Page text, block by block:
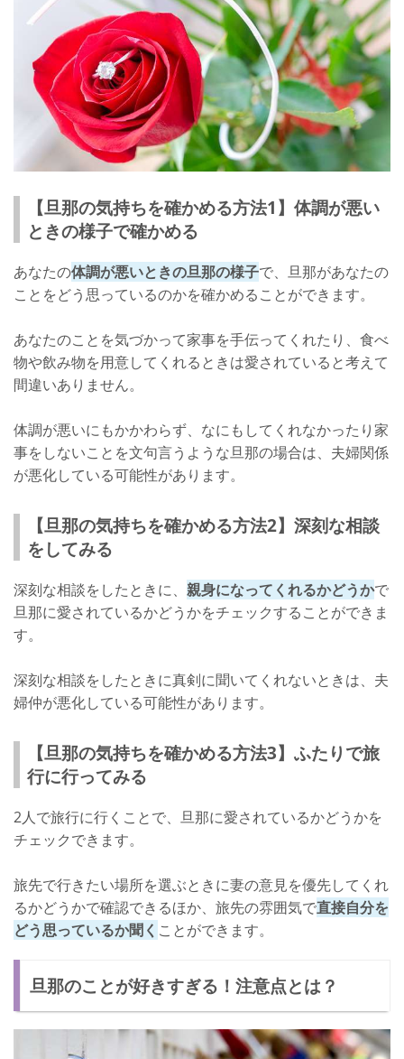
【旦那の気持ちを確かめる方法1】体調が悪い
ときの様子で確かめる
あなたの体調が悪いときの旦那の様子で、旦那があなたの
ことをどう思っているのかを確かめることができます。
あなたのことを気づかって家事を手伝ってくれたり、食べ
物や飲み物を用意してくれるときは愛されていると考えて
間違いありません。
体調が悪いにもかかわらず、なにもしてくれなかったり家
事をしないことを文句言うような旦那の場合は、夫婦関係
が悪化している可能性があります。
【旦那の気持ちを確かめる方法2】深刻な相談
をしてみる
深刻な相談をしたときに、 親身になってくれるかどうかで
旦那に愛されているかどうかをチェックすることができま
す。
深刻な相談をしたときに真剣に聞いてくれないときは、夫
婦仲が悪化している可能性があります。
【旦那の気持ちを確かめる方法3】ふたりで旅
行に行ってみる
2人で旅行に行くことで、旦那に愛されているかどうかを
チェックできます。
旅先で行きたい場所を選ぶときに妻の意見を優先してくれ
るかどうかで確認できるほか、旅先の雰囲気で直接自分を
どう思っているか聞く ことができます。
旦那のことが好きすぎる！注意点とは？